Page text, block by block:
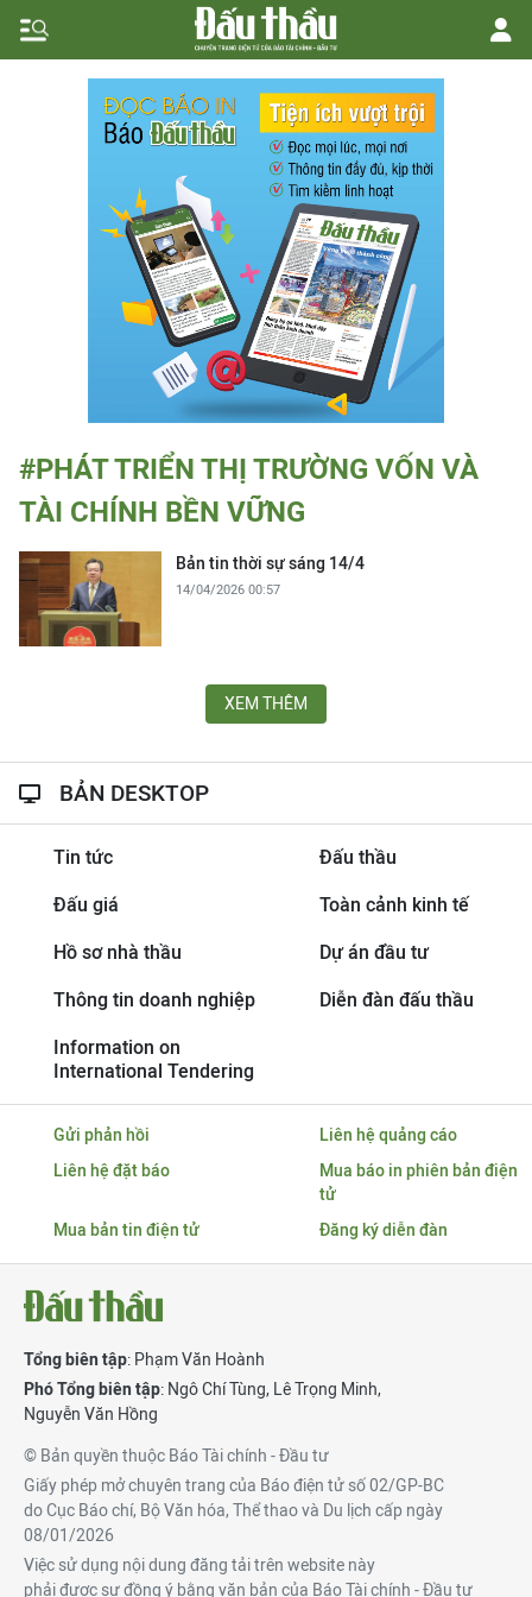
#PHÁT TRIỂN THỊ TRƯỜNG VỐN VÀ
TÀI CHÍNH BỀN VỮNG
Bản tin thời sự sáng 14/4
14/04/2026 00:57
XEM THÊM
BẢN DESKTOP
Tin tức Đấu thầu
Đấu giá Toàn cảnh kinh tế
Hồ sơ nhà thầu Dự án đầu tư
Thông tin doanh nghiệp Diễn đàn đấu thầu
Information on
International Tendering
Gửi phản hồi
Liên hệ quảng cáo
Liên hệ đặt báo
Mua báo in phiên bản điện
tử
Mua bản tin điện tử
Đăng ký diễn đàn
Tổng biên tập: Phạm Văn Hoành
Phó Tổng biên tập: Ngô Chí Tùng, Lê Trọng Minh,
Nguyễn Văn Hồng
© Bản quyền thuộc Báo Tài chính - Đầu tư
Giấy phép mở chuyên trang của Báo điện tử số 02/GP-BC
do Cục Báo chí, Bộ Văn hóa, Thể thao và Du lịch cấp ngày
08/01/2026
Việc sử dụng nội dung đăng tải trên website này
phải được sự đồng ý bằng văn bản của Báo Tài chính - Đầu tư